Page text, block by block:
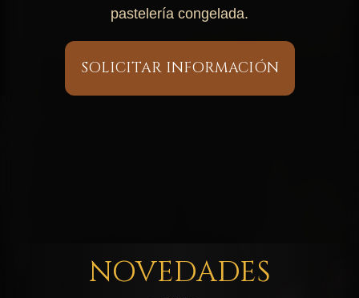
pastelería congelada.
SOLICITAR INFORMACIÓN
NOVEDADES